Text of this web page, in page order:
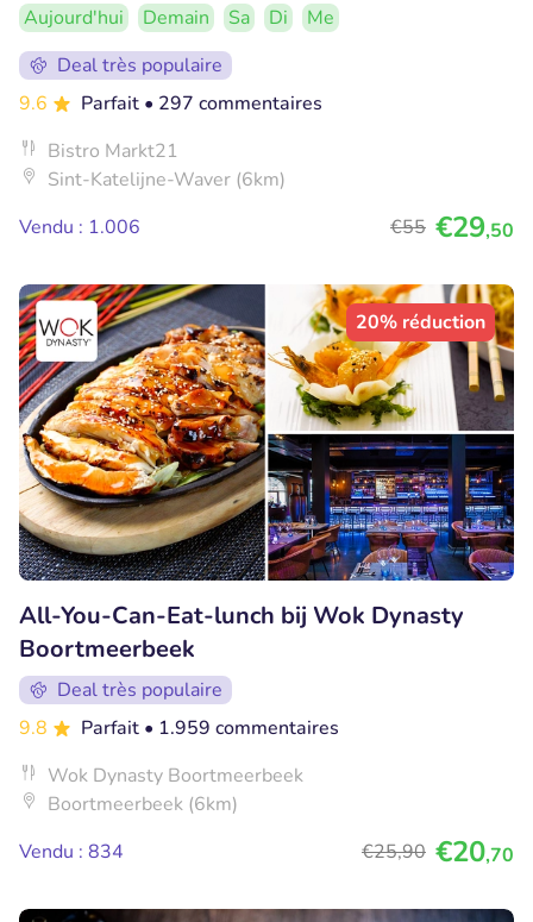
Aujourd'hui Demain Sa Di
Me
Deal très populaire
9.6
Parfait • 297 commentaires
Bistro Markt21
Sint-Katelijne-Waver (6km)
Vendu : 1.006
€55 €29,50
20% réduction
All-You-Can-Eat-lunch bij Wok Dynasty
Boortmeerbeek
Deal très populaire
9.8
Parfait • 1.959 commentaires
Wok Dynasty Boortmeerbeek
Boortmeerbeek (6km)
Vendu : 834
€25,90 €20,70